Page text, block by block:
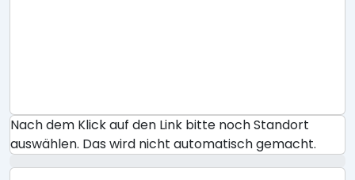
Nach dem Klick auf den Link bitte noch Standort
auswählen. Das wird nicht automatisch gemacht.